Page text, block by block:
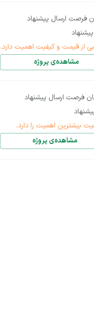
فرصت ارسال پیشنهاد
پیشنهاد
از قیمت و کیفیت اهمیت دارد.
مشاهده‌ی پروژه
فرصت ارسال پیشنهاد
بیشترین اهمیت را دارد.
مشاهده‌ی پروژه